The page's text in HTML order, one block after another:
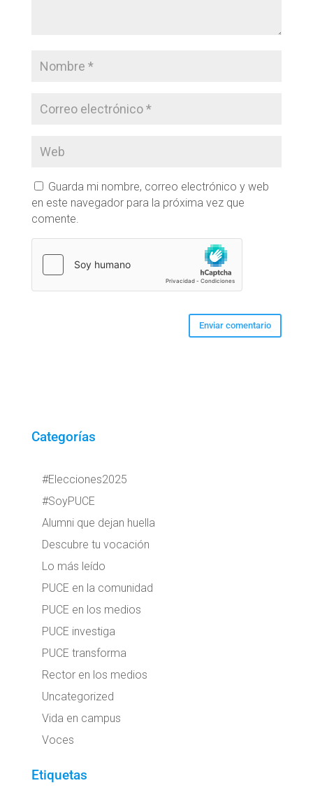
Guarda mi nombre, correo electrónico y web
en este navegador para la próxima vez que
comente.
Categorías
#Elecciones2025
#SoyPUCE
Alumni que dejan huella
Descubre tu vocación
Lo más leído
PUCE en la comunidad
PUCE en los medios
PUCE investiga
PUCE transforma
Rector en los medios
Uncategorized
Vida en campus
Voces
Etiquetas